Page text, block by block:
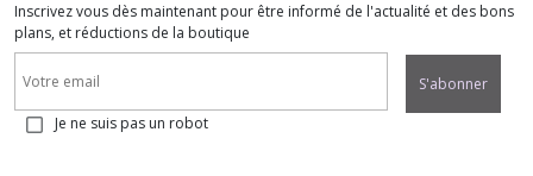
Inscrivez vous dès maintenant pour être informé de l'actualité et des bons
plans, et réductions de la boutique
S'abonner
Je ne suis pas un robot